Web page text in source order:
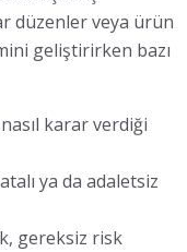
düzenler veya ürün
geliştirirken bazı
karar verdiği
ya da adaletsiz
gereksiz risk